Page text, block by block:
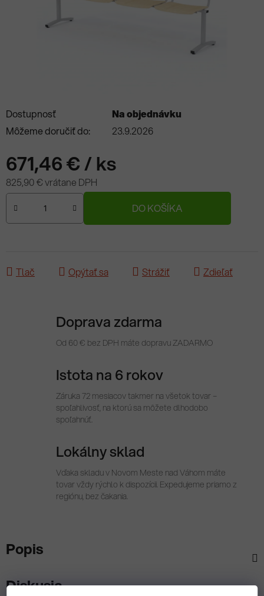
Dostupnosť
Na objednávku
Môžeme doručiť do:
23.9.2026
671,46 €/ ks
825,90 € vrátane DPH
DO KOŠÍKA
Tlač Opýtať sa Strážiť Zdieľať
Doprava zdarma
Od 60 € bez DPH máte dopravu ZADARMO
Istota na 6 rokov
Záruka 72 mesiacov takmer na všetok tovar –
spoľahlivosť, na ktorú sa môžete dlhodobo
spoľahnúť.
Lokálny sklad
Vďaka skladu v Novom Meste nad Váhom máte
tovar vždy rýchlo k dispozícii. Expedujeme priamo z
regiónu, bez čakania.
Popis
Diskusia